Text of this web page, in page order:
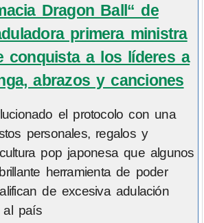
Dragon Ball“ de
primera ministra
conquista a los líderes a
abrazos y canciones
el protocolo con una
personales, regalos y
pop japonesa que algunos
herramienta de poder
de excesiva adulación
al país